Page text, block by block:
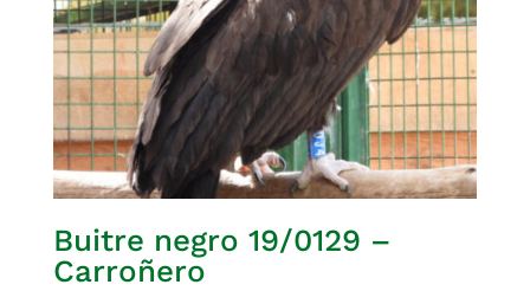
Buitre negro 19/0129 –
Carroñero